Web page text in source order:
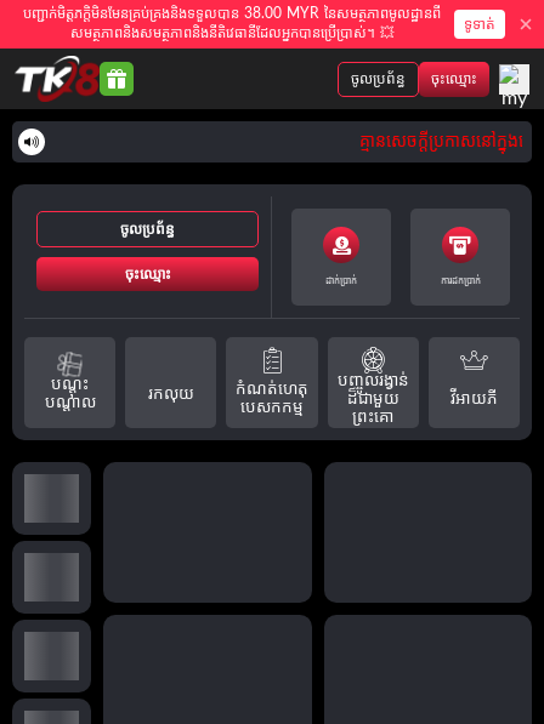
បញ្ជាក់មិត្តភក្តិមិនមែនគ្រប់គ្រងនិងទទួលបាន 38.00 MYR នៃសមត្ថភាពមូលដ្ឋានពី
សមត្ថភាពនិងសមត្ថភាពនិងនីតិវេធានីដែលអ្នកបានប្រើប្រាស់។ 💥
ទូទាត់
ចុះឈ្មោះ
ចូលប្រព័ន្ធ
គ្មានសេចក្តីប្រកាសនៅក្នុងពេ
ចូលប្រព័ន្ធ
ចុះឈ្មោះ ដាក់ប្រាក់ ការដកប្រាក់
បណ្តុះ
បណ្តាល
រកលុយ
កំណត់ហេតុ
បេសកកម្ម
បញ្ចូលរង្វាន់
ដ៏ជាមួយ
ព្រះគោ
វីអាយភី